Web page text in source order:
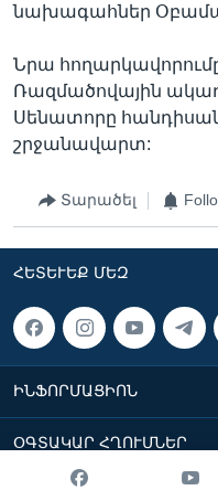
նախագահներ
Նրա
Ռազմածովային
Սենատորը
շրջանավարտ:
Տարածել
ՀԵՏԵՒԵՔ ՄԵԶ
ԻՆՖՈՐՄԱՑԻՈՆ
ՕԳՏԱԿԱՐ ՀՂՈՒՄՆԵՐ